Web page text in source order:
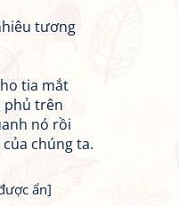
tương
tia mắt
phủ trên
nó rồi
chúng ta.
ẩn]